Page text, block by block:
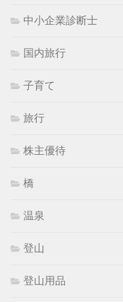
中小企業診断士
国内旅行
子育て
旅行
株主優待
橋
温泉
登山
登山用品